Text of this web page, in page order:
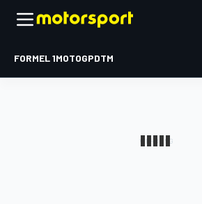
FORMEL 1MOTOGPDTM